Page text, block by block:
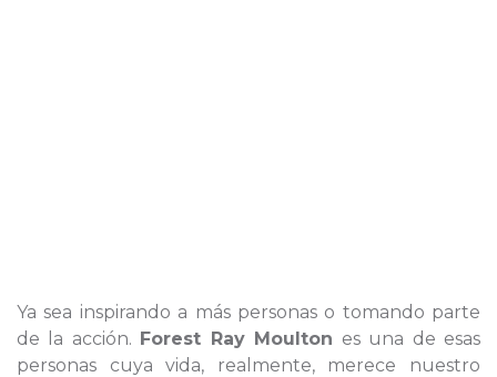
Ya sea inspirando a más personas o tomando parte
de la acción. Forest Ray Moulton es una de esas
personas cuya vida, realmente, merece nuestro